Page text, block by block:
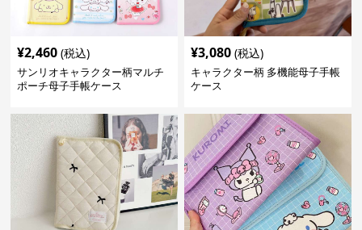
¥2,460 (税込)
サンリオキャラクター柄マルチ
ポーチ母子手帳ケース
¥3,080 (税込)
キャラクター柄 多機能母子手帳
ケース